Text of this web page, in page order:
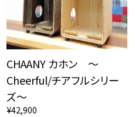
CHAANY カホン ～
Cheerful/チアフルシリー
ズ～
¥42,900